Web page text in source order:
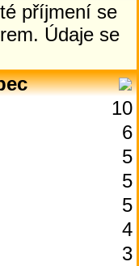
příjmení se
Údaje se
10
6
5
5
5
4
3